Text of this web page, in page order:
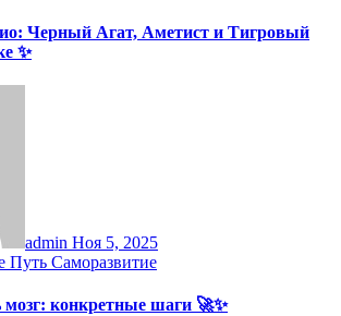
Черный Агат, Аметист и Тигровый
✨
admin Ноя 5, 2025
Путь Саморазвитие
мозг: конкретные шаги 🚀✨